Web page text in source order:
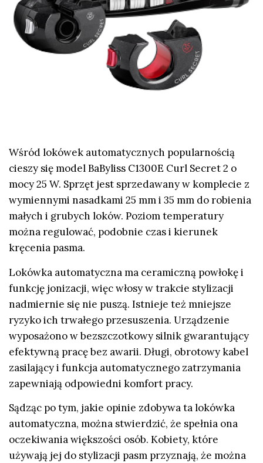
Wśród lokówek automatycznych popularnością
cieszy się model BaByliss C1300E Curl Secret 2 o
mocy 25 W. Sprzęt jest sprzedawany w komplecie z
wymiennymi nasadkami 25 mm i 35 mm do robienia
małych i grubych loków. Poziom temperatury
można regulować, podobnie czas i kierunek
kręcenia pasma.
Lokówka automatyczna ma ceramiczną powłokę i
funkcję jonizacji, więc włosy w trakcie stylizacji
nadmiernie się nie puszą. Istnieje też mniejsze
ryzyko ich trwałego przesuszenia. Urządzenie
wyposażono w bezszczotkowy silnik gwarantujący
efektywną pracę bez awarii. Długi, obrotowy kabel
zasilający i funkcja automatycznego zatrzymania
zapewniają odpowiedni komfort pracy.
Sądząc po tym, jakie opinie zdobywa ta lokówka
automatyczna, można stwierdzić, że spełnia ona
oczekiwania większości osób. Kobiety, które
używają jej do stylizacji pasm przyznają, że można